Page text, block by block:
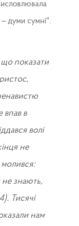
думи сумні”.
показати
впав в
волі
не
молився:
знають,
Тисячі
нам